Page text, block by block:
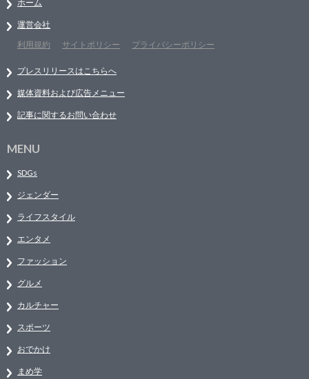
ホーム
運営会社
利用規約
サイトポリシー プライバシーポリシー
プレスリリースはこちらへ
媒体資料および広告メニュー
記事に関するお問い合わせ
MENU
SDGs
ジェンダー
ライフスタイル
エンタメ
ファッション
グルメ
カルチャー
スポーツ
おでかけ
まめ学